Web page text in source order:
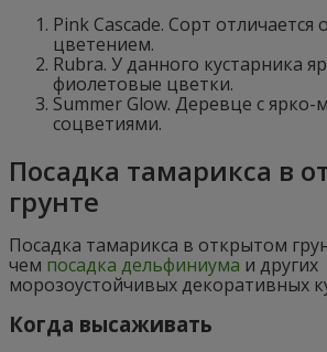
Pink Cascade. Cорт
цветением.
Rubra. У данного кустарника
фиолетовые цветки.
Summer Glow. Деревце с
соцветиями.
Посадка тамарикса в
грунте
Посадка тамарикса в открытом
чем посадка дельфиниума и других
морозоустойчивых декоративных
Когда высаживать